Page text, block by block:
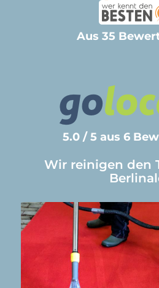
Aus 35
5.0 / 5 aus 6
Wir reinigen den